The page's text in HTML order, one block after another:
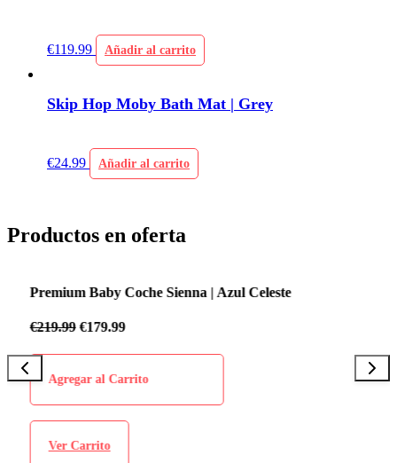
€119.99 Añadir al carrito
Skip Hop Moby Bath Mat | Grey
€24.99 Añadir al carrito
Productos en oferta
Premium Baby Coche Sienna | Azul Celeste
219.99 €179.99
Agregar al Carrito
Ver Carrito